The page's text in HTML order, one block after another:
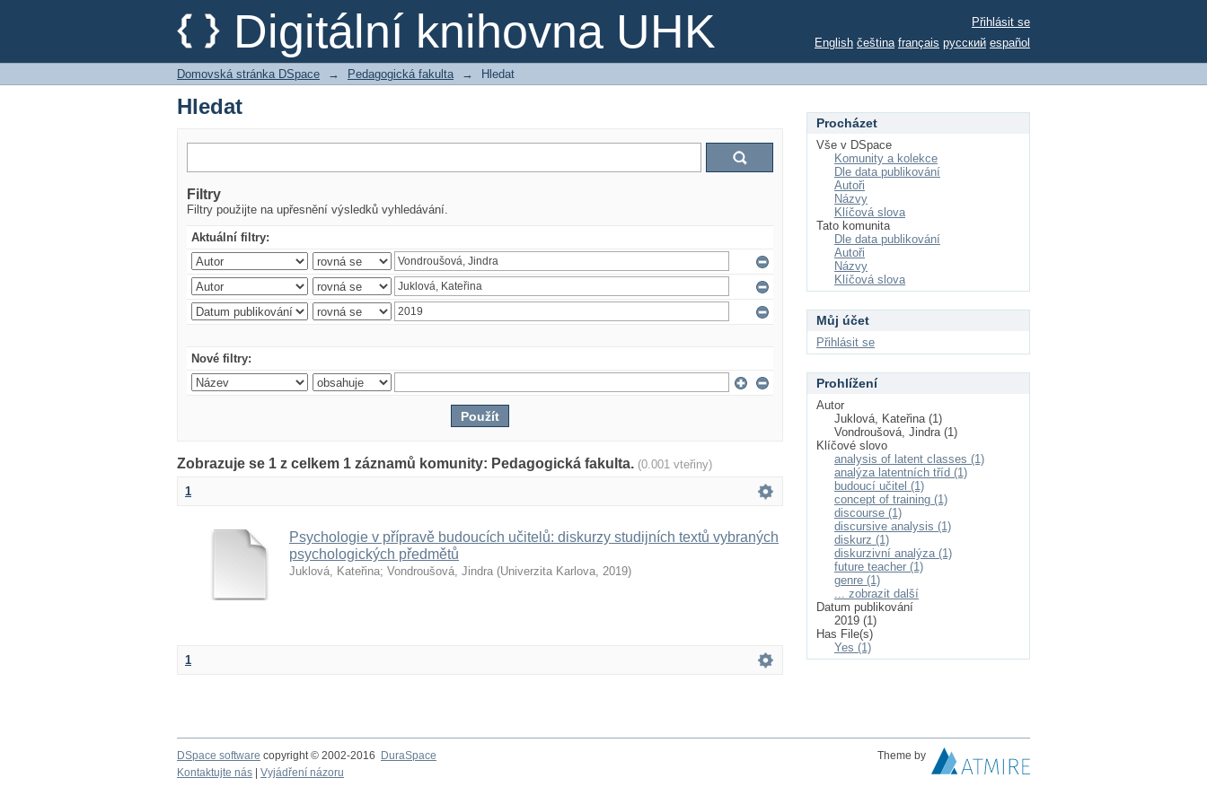
Digitální knihovna UHK
Hledat
Přihlásit se
English čeština français русский español
Domovská stránka DSpace → Pedagogická fakulta → Hledat
Hledat
Filtry
Filtry použijte na upřesnění výsledků vyhledávání.
Aktuální filtry:
Nové filtry:
Zobrazuje se 1 z celkem 1 záznamů komunity: Pedagogická fakulta. (0.001 vteřiny)
1
Psychologie v přípravě budoucích učitelů: diskurzy studijních textů vybraných
psychologických předmětů
Juklová, Kateřina; Vondroušová, Jindra (Univerzita Karlova, 2019)
1
Procházet
Vše v DSpace
Komunity a kolekce
Dle data publikování
Autoři
Názvy
Klíčová slova
Tato komunita
Dle data publikování
Autoři
Názvy
Klíčová slova
Můj účet
Přihlásit se
Prohlížení
Autor
Juklová, Kateřina (1)
Vondroušová, Jindra (1)
Klíčové slovo
analysis of latent classes (1)
analýza latentních tříd (1)
budoucí učitel (1)
concept of training (1)
discourse (1)
discursive analysis (1)
diskurz (1)
diskurzivní analýza (1)
future teacher (1)
genre (1)
... zobrazit další
Datum publikování
2019 (1)
Has File(s)
Yes (1)
DSpace software copyright © 2002-2016 DuraSpace
Theme by
Kontaktujte nás
Vyjádření názoru